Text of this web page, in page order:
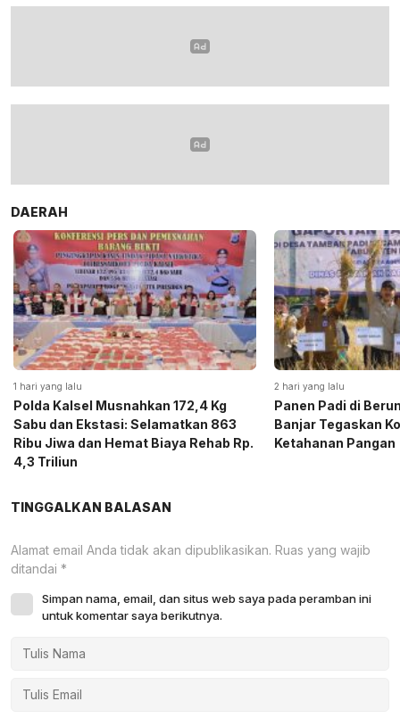
DAERAH
1 hari yang lalu
Polda Kalsel Musnahkan 172,4 Kg
Sabu dan Ekstasi: Selamatkan 863
Ribu Jiwa dan Hemat Biaya Rehab Rp.
4,3 Triliun
2 hari yang lalu
Panen Padi di
Banjar Tegaskan
Ketahanan Pangan
TINGGALKAN BALASAN
Alamat email Anda tidak akan dipublikasikan. Ruas yang wajib
ditandai *
Simpan nama, email, dan situs web saya pada peramban ini
untuk komentar saya berikutnya.